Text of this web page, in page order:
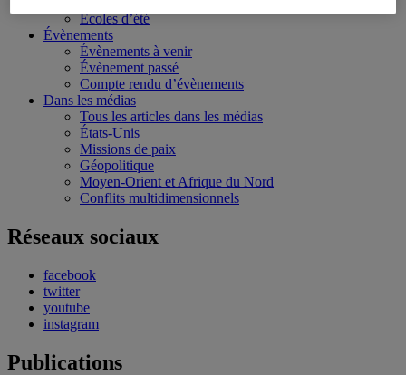
Écoles d’été
Évènements
Évènements à venir
Évènement passé
Compte rendu d’évènements
Dans les médias
Tous les articles dans les médias
États-Unis
Missions de paix
Géopolitique
Moyen-Orient et Afrique du Nord
Conflits multidimensionnels
Réseaux sociaux
facebook
twitter
youtube
instagram
Publications